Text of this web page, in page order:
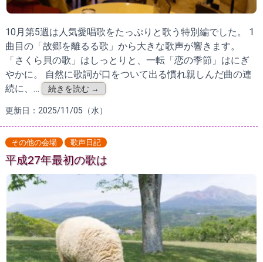
10月第5週は人気愛唱歌をたっぷりと歌う特別編でした。 1
曲目の「故郷を離るる歌」から大きな歌声が響きます。
「さくら貝の歌」はしっとりと、一転「恋の季節」はにぎ
やかに。 自然に歌詞が口をついて出る慣れ親しんだ曲の連
続に、…
続きを読む →
更新日：2025/11/05（水）
その他の会場 歌声日記
平成27年最初の歌は